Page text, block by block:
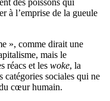
des poissons qui
à l’emprise de la gueule
», comme dirait une
mais le
réacs et les woke, la
catégories sociales qui ne
cœur humain.